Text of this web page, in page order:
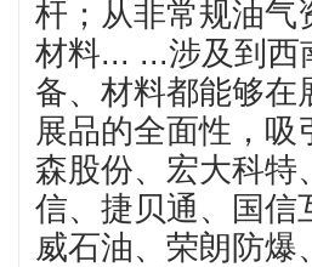
杆；从非常规油气
材料... ...涉及到西
备、材料都能够在
展品的全面性，
森股份、宏大科特
信、捷贝通、国信
威石油、荣朗防爆